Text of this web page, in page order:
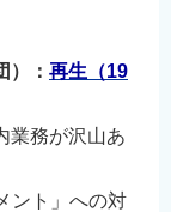
）： 再生（19
業務が沢山あ
ント」への対